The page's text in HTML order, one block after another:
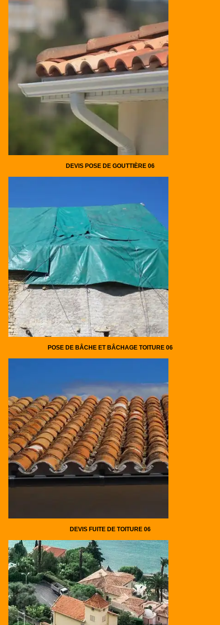
DEVIS POSE DE GOUTTIÈRE 06
POSE DE BÂCHE ET BÂCHAGE TOITURE 06
DEVIS FUITE DE TOITURE 06